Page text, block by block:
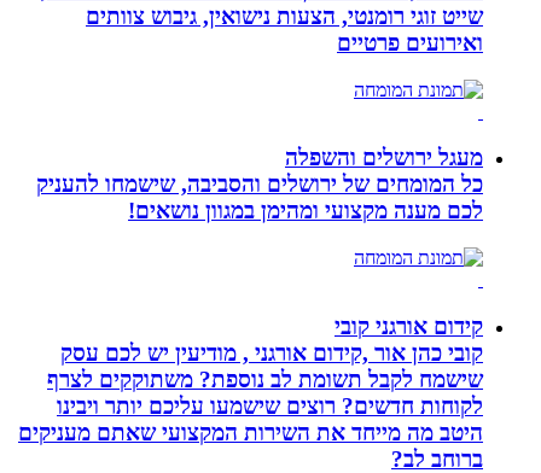
שייט זוגי רומנטי, הצעות נישואין, גיבוש צוותים
ואירועים פרטיים
מעגל ירושלים והשפלה
כל המומחים של ירושלים והסביבה, שישמחו להעניק
לכם מענה מקצועי ומהימן במגוון נושאים!
קידום אורגני קובי
קובי כהן אור ,קידום אורגני , מודיעין יש לכם עסק
שישמח לקבל תשומת לב נוספת? משתוקקים לצרף
לקוחות חדשים? רוצים שישמעו עליכם יותר ויבינו
היטב מה מייחד את השירות המקצועי שאתם מעניקים
ברוחב לב?